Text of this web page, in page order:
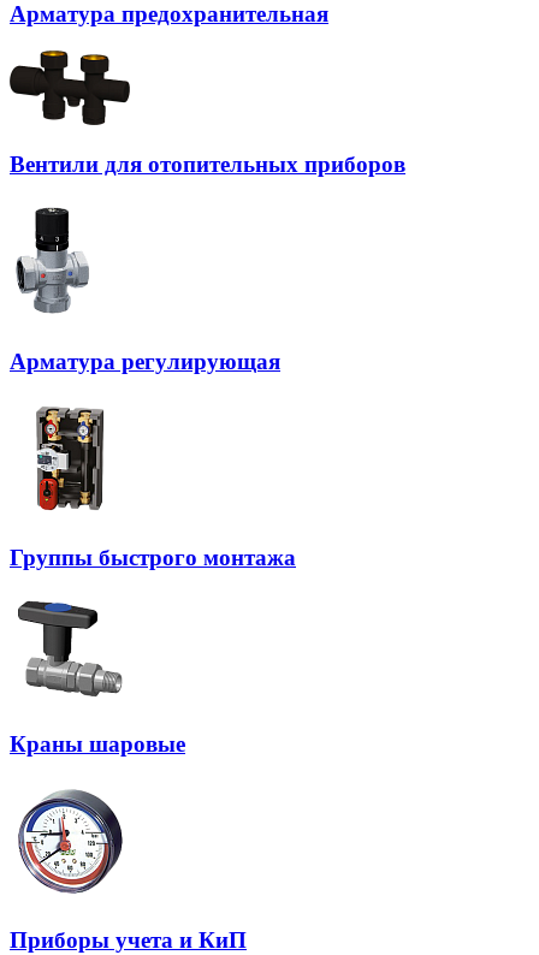
Арматура предохранительная
Вентили для отопительных приборов
Арматура регулирующая
Группы быстрого монтажа
Краны шаровые
Приборы учета и КиП